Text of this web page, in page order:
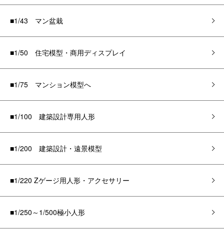
■1/43 マン盆栽
■1/50 住宅模型・商用ディスプレイ
■1/75 マンション模型へ
■1/100 建築設計専用人形
■1/200 建築設計・遠景模型
■1/220 Zゲージ用人形・アクセサリー
■1/250～1/500極小人形